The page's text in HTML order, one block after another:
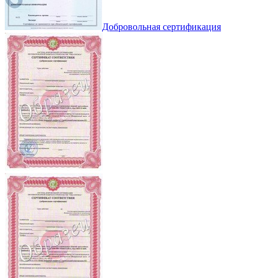
Добровольная сертификация